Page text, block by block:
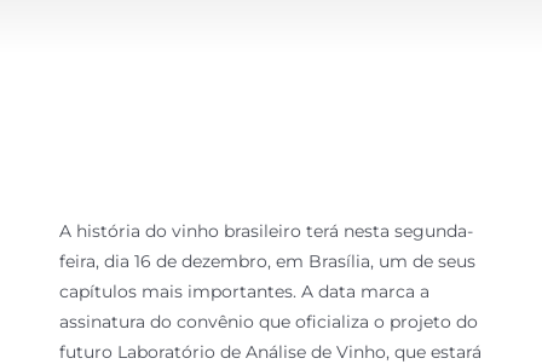
A história do vinho brasileiro terá nesta segunda-
feira, dia 16 de dezembro, em Brasília, um de seus
capítulos mais importantes. A data marca a
assinatura do convênio que oficializa o projeto do
futuro Laboratório de Análise de Vinho, que estará